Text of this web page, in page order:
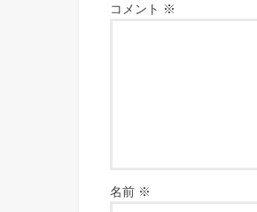
コメント ※
名前 ※